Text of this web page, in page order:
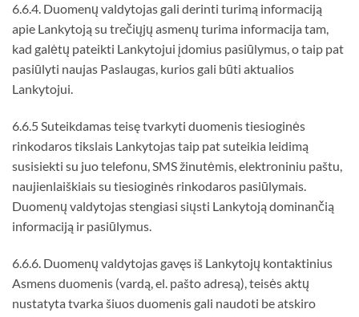
6.6.4. Duomenų valdytojas gali derinti turimą informaciją
apie Lankytoją su trečiųjų asmenų turima informacija tam,
kad galėtų pateikti Lankytojui įdomius pasiūlymus, o taip pat
pasiūlyti naujas Paslaugas, kurios gali būti aktualios
Lankytojui.
6.6.5 Suteikdamas teisę tvarkyti duomenis tiesioginės
rinkodaros tikslais Lankytojas taip pat suteikia leidimą
susisiekti su juo telefonu, SMS žinutėmis, elektroniniu paštu,
naujienlaiškiais su tiesioginės rinkodaros pasiūlymais.
Duomenų valdytojas stengiasi siųsti Lankytoją dominančią
informaciją ir pasiūlymus.
6.6.6. Duomenų valdytojas gavęs iš Lankytojų kontaktinius
Asmens duomenis (vardą, el. pašto adresą), teisės aktų
nustatyta tvarka šiuos duomenis gali naudoti be atskiro